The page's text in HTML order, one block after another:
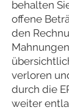
behalten
offene
den
verloren
durch die
weiter